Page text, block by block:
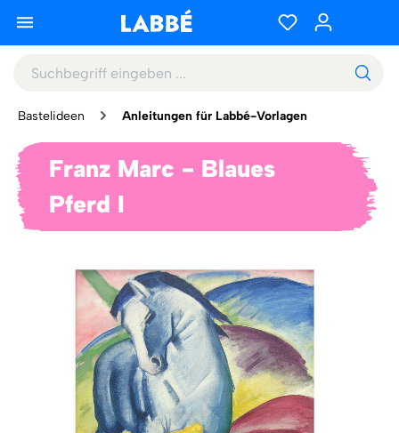
Bastelideen Anleitungen für Labbé-Vorlagen
Franz Marc - Blaues
Pferd I